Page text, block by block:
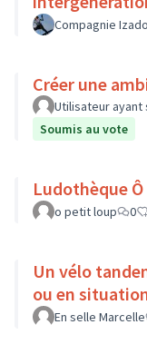
Compagnie
Créer une
Utilisateur
Soumis au vote
Ludothèque
o petit loup 0
Un vélo
ou en
En selle Marcelle